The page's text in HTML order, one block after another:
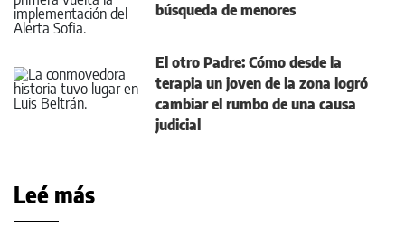
búsqueda de menores
El otro Padre: Cómo desde la
terapia un joven de la zona logró
cambiar el rumbo de una causa
judicial
Leé más